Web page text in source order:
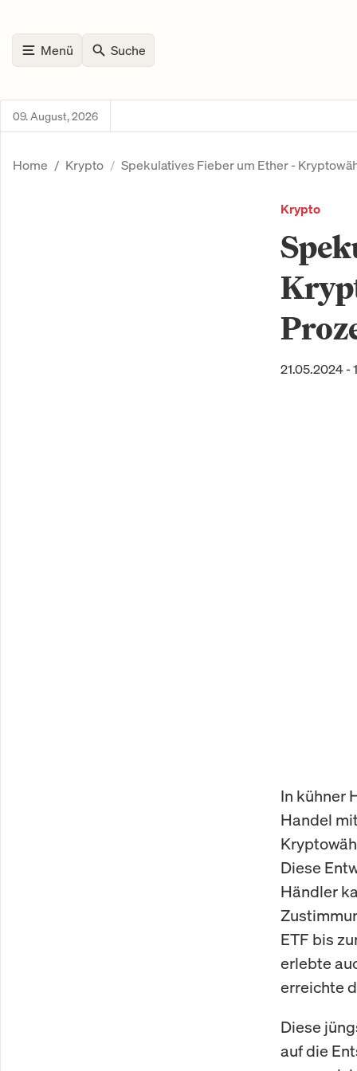
Menü Suche
09. August, 2026
Home Krypto Spekulatives Fieber um Ether -
Krypto
21.05.2024 -
In kühner
Handel
Diese
Händler
ETF bis
erlebte
erreichte
Diese
auf die